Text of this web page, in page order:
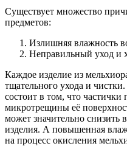
Существует множество
предметов:
Излишняя влажность
Неправильный уход и
Каждое изделие из
тщательного ухода и
состоит в том, что
микротрещины её
может значительно
изделия. А повышенная
на процесс окисления